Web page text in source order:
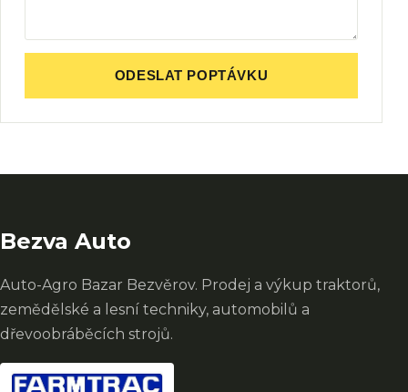
ODESLAT POPTÁVKU
Bezva Auto
Auto-Agro Bazar Bezvěrov. Prodej a výkup traktorů,
zemědělské a lesní techniky, automobilů a
dřevoobráběcích strojů.